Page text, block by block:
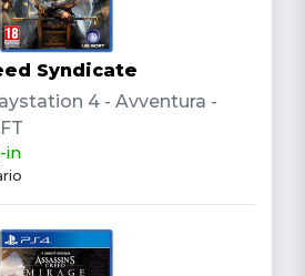
Syndicate
4 - Avventura -
in